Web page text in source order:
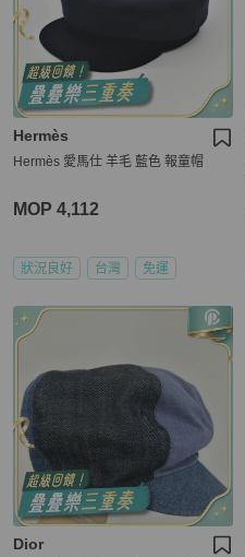
Hermès
Hermès 愛馬仕 羊毛 藍色 報童帽
MOP 4,112
狀況良好 台灣 免運
Dior